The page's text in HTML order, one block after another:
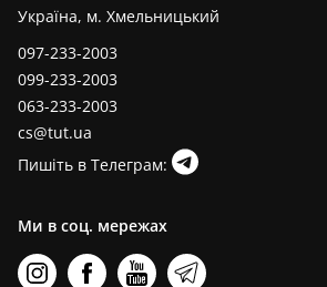
Україна, м. Хмельницький
097-233-2003
099-233-2003
063-233-2003
cs@tut.ua
Пишіть в Телеграм:
Ми в соц. мережах